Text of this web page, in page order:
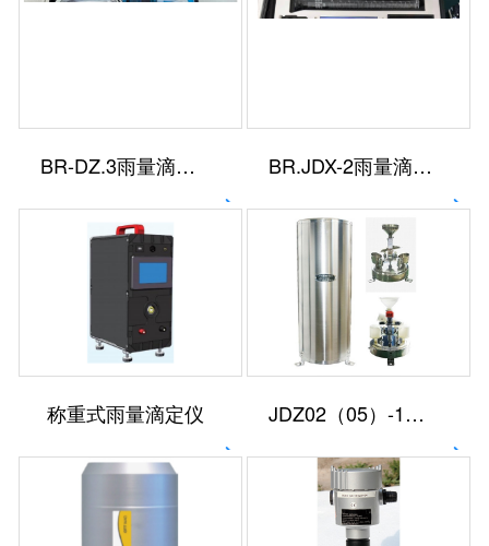
BR-DZ.3雨量滴定测试仪 BR.JDX-2雨量滴定测试仪
称重式雨量滴定仪 JDZ02（05）-1型雨量传感器